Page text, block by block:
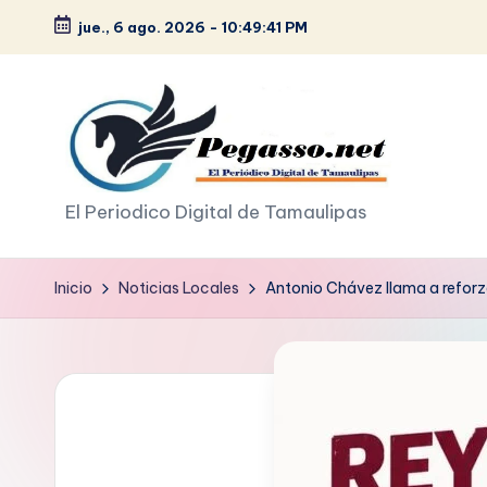
Saltar
contenido
jue., 6 ago. 2026 - 10:49:42 PM
p
e
g
El Periodico Digital de Tamaulipas
Inicio Noticias Locales Antonio Chávez llama a